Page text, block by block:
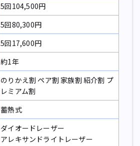
5回104,500円
5回80,300円
5回17,600円
約1年
のりかえ割 ペア割 家族割 紹介割 プ
レミアム割
蓄熱式
ダイオードレーザー
アレキサンドライトレーザー